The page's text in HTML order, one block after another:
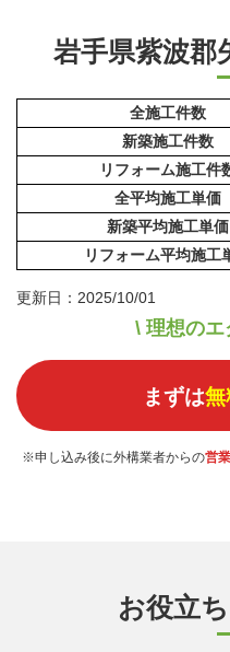
岩手県紫波郡
全施工件数
新築施工件数
リフォーム施工件
全平均施工単価
新築平均施工単価
リフォーム平均施工
更新日：2025/10/01
\ 理想の
まずは
※申し込み後に外構業者からの営
お役立